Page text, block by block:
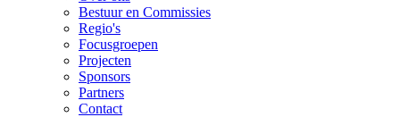
Bestuur en Commissies
Regio's
Focusgroepen
Projecten
Sponsors
Partners
Contact